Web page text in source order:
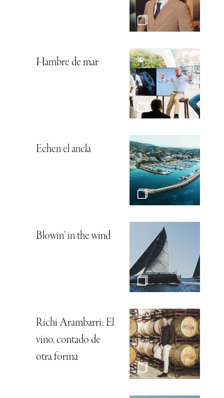
Hambre de mar
Echen el ancla
Blowin’ in the wind
Richi Arambarri: El
vino, contado de
otra forma